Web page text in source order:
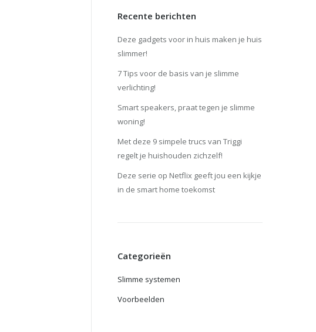
Recente berichten
Deze gadgets voor in huis maken je huis
slimmer!
7 Tips voor de basis van je slimme
verlichting!
Smart speakers, praat tegen je slimme
woning!
Met deze 9 simpele trucs van Triggi
regelt je huishouden zichzelf!
Deze serie op Netflix geeft jou een kijkje
in de smart home toekomst
Categorieën
Slimme systemen
Voorbeelden